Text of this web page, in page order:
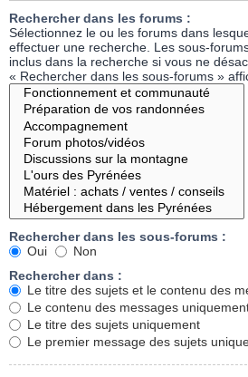
Rechercher dans les forums :
Sélectionnez le ou les forums dans
effectuer une recherche. Les sous-
inclus dans la recherche si vous ne
« Rechercher dans les sous-forums »
Rechercher dans les sous-forums :
Oui
Non
Rechercher dans :
Le titre des sujets et le contenu des
Le contenu des messages
Le titre des sujets uniquement
Le premier message des sujets